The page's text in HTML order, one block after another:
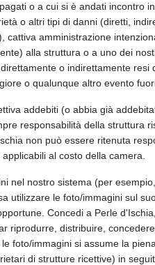
o a cui si è andati incontro
o altri tipi di danni (diretti,
cattiva amministrazione
alla struttura o a uno dei
o indirettamente
o qualunque altro evento
addebiti (o abbia già
responsabilità della struttura
non può essere ritenuta
al costo della camera.
nel nostro sistema (per
utilizzare le foto/immagini sul
Concedi a Perle
riprodurre, distribuire,
foto/immagini si assume la
di strutture ricettive) in